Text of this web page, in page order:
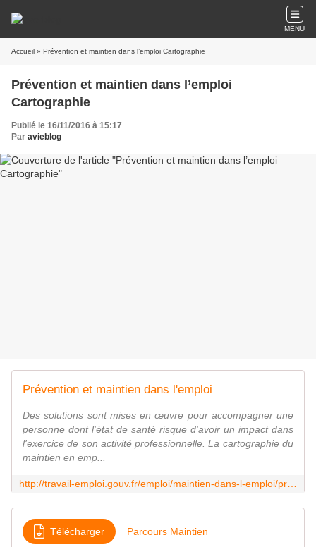
MENU
Accueil » Prévention et maintien dans l’emploi Cartographie
Prévention et maintien dans l’emploi
Cartographie
Publié le 16/11/2016 à 15:17
Par avieblog
Prévention et maintien dans l'emploi
Des solutions sont mises en œuvre pour accompagner une
personne dont l'état de santé risque d'avoir un impact dans
l'exercice de son activité professionnelle. La cartographie du
maintien en emp...
Télécharger Parcours Maintien